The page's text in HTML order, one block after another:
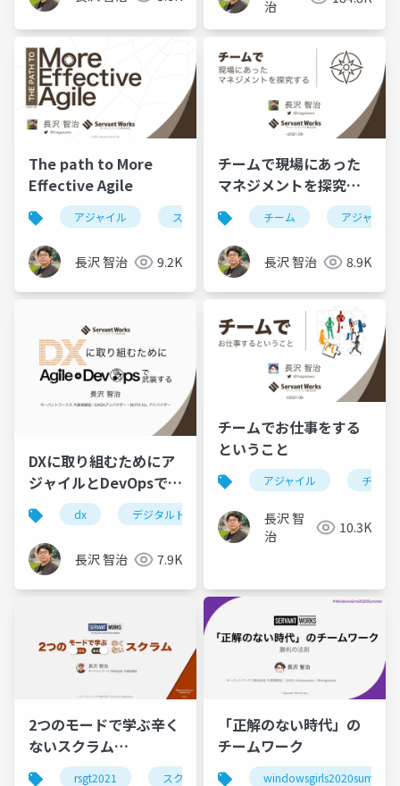
治
The path to More
Effective Agile
アジャイル スクラム
長沢 智治 9.2K
チームで現場にあった
マネジメントを探究す
る
チーム アジャイル
長沢 智治 8.9K
DXに取り組むためにア
ジャイルとDevOpsで武
装するdx デジタルトランスフォーメーション
長沢 智治 7.9K
チームでお仕事をする
ということ
アジャイル チーム
長沢 智
治
10.3K
2つのモードで学ぶ辛く
ないスクラム
#RSGT2021
rsgt2021 スクラム アジャイル rsgt
「正解のない時代」の
チームワーク
windowsgirls2020summer